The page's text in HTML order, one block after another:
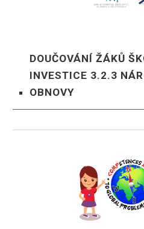
DOUČOVÁNÍ ŽÁKŮ
INVESTICE 3.2.3
OBNOVY